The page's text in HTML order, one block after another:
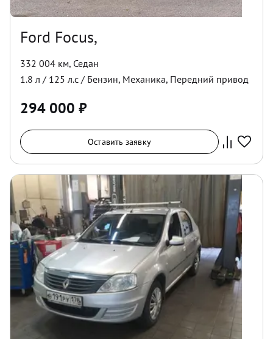
Ford Focus,
332 004 км, Седан
1.8 л / 125 л.с / Бензин, Механика, Передний привод
294 000 ₽
Оставить заявку